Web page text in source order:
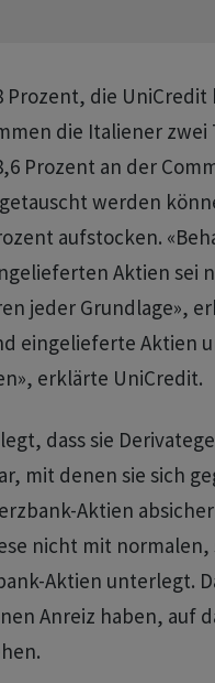
Prozent, die UniCredit
die Italiener zwei
Prozent an der
werden
aufstocken.
Aktien sei
jeder Grundlage»,
eingelieferte Aktien
erklärte UniCredit.
dass sie
mit denen sie sich
Aktien
nicht mit
Aktien unterlegt.
Anreiz haben, auf